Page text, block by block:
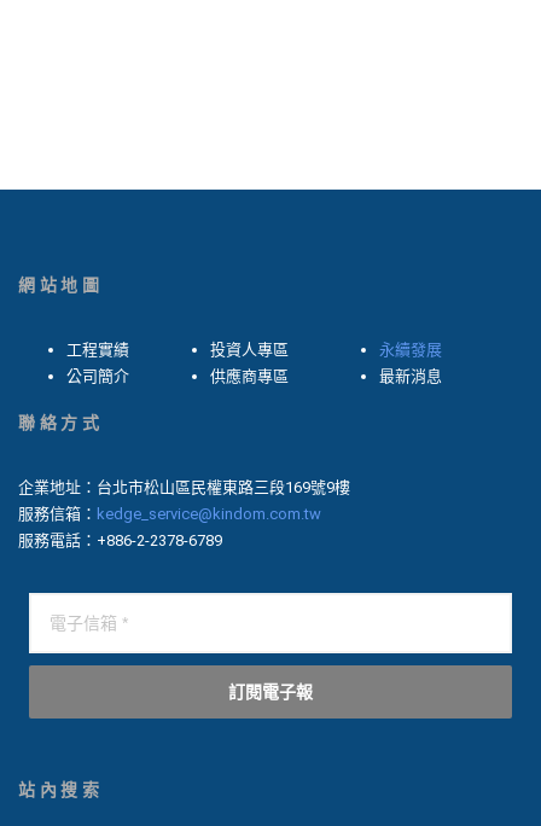
網站地圖
工程實績
公司簡介
投資人專區
供應商專區
永續發展
最新消息
聯絡方式
企業地址：台北市松山區民權東路三段169號9樓
服務信箱： kedge_service@kindom.com.tw
服務電話：+886-2-2378-6789
訂閱電子報
站內搜索